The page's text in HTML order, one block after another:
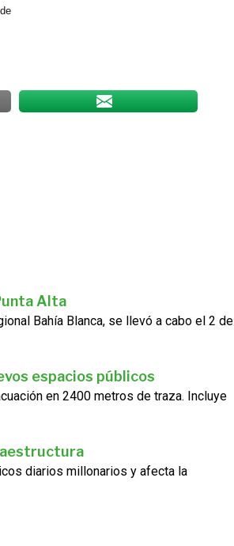
Alta
Bahía Blanca, se llevó a cabo el 2 de
espacios públicos
en 2400 metros de traza. Incluye
diarios millonarios y afecta la